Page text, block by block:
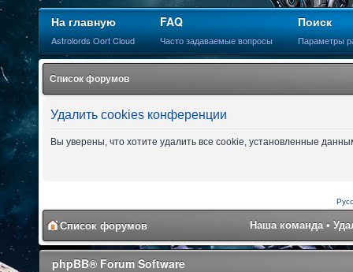
На главную
Astrolords Oort Cloud
FAQ
Часто задаваемые вопросы
Поиск
Параметры
Список форумов
Удалить cookies конференции
Вы уверены, что хотите удалить все cookie, установленные
Список форумов Наша команда•
phpBB® Forum Software